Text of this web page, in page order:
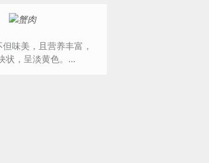
味美，且营养丰富，
状，呈淡黄色。...